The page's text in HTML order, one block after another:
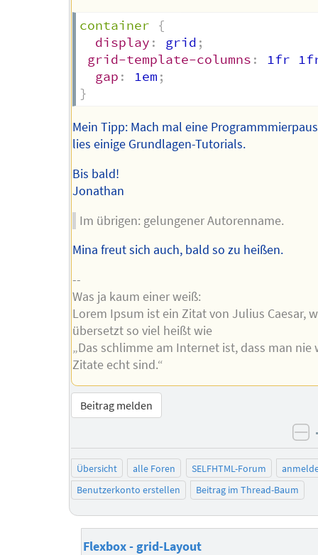
container
{
display : grid ;
grid-template-columns :
1fr
gap : 1em ;
}
Mein Tipp: Mach mal eine
lies einige Grundlagen-Tutorials.
Bis bald!
Jonathan
Im übrigen: gelungener Autorenname.
Mina freut sich auch, bald so zu heißen.
--
Was ja kaum einer weiß:
Lorem Ipsum ist ein Zitat von Julius Caesar,
übersetzt so viel heißt wie
„Das schlimme am Internet ist, dass man nie
Zitate echt sind.“
Beitrag melden
Übersicht alle Foren SELFHTML-Forum
Benutzerkonto erstellen
Beitrag im Thread-Baum
Flexbox - grid-Layout